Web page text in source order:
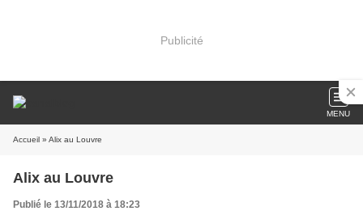
Publicité
MENU
Accueil » Alix au Louvre
Alix au Louvre
Publié le 13/11/2018 à 18:23